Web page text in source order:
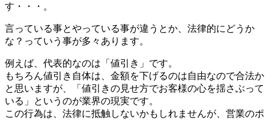
す・・・。
言っている事とやっている事が違うとか、法律的にどうか
な？っていう事が多々あります。
例えば、代表的なのは「値引き」です。
もちろん値引き自体は、金額を下げるのは自由なので合法か
と思いますが、「値引きの見せ方でお客様の心を揺さぶって
いる」というのが業界の現実です。
この行為は、法律に抵触しないかもしれませんが、営業のポ